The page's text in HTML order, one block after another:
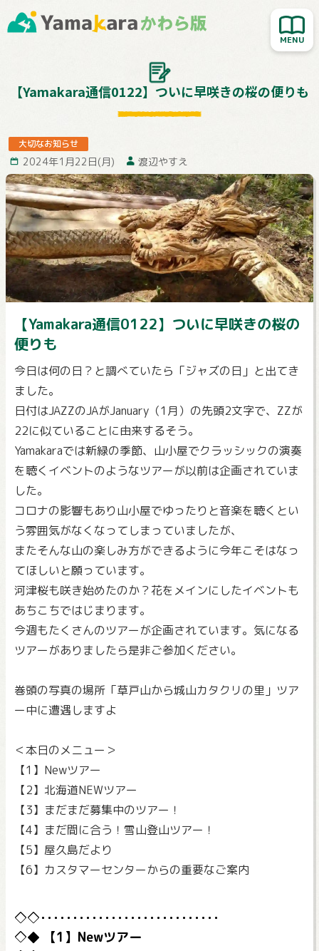
新着記事を読む
Yamakara登山教室
行ってきました！
お客様レポート
Yamakaraサイト
お問い合わせ
【Yamakara通信0122】ついに早咲きの桜の便りも
大切なお知らせ
2024年1月22日(月) 渡辺やすえ
【Yamakara通信0122】ついに早咲きの桜の
便りも
今日は何の日？と調べていたら「ジャズの日」と出てき
ました。
日付はJAZZのJAがJanuary（1月）の先頭2文字で、ZZが
22に似ていることに由来するそう。
Yamakaraでは新緑の季節、山小屋でクラッシックの演奏
を聴くイベントのようなツアーが以前は企画されていま
した。
コロナの影響もあり山小屋でゆったりと音楽を聴くとい
う雰囲気がなくなってしまっていましたが、
またそんな山の楽しみ方ができるように今年こそはなっ
てほしいと願っています。
河津桜も咲き始めたのか？花をメインにしたイベントも
あちこちではじまります。
今週もたくさんのツアーが企画されています。気になる
ツアーがありましたら是非ご参加ください。
巻頭の写真の場所「草戸山から城山カタクリの里」ツア
ー中に遭遇しますよ
＜本日のメニュー＞
【1】Newツアー
【2】北海道NEWツアー
【3】まだまだ募集中のツアー！
【4】まだ間に合う！雪山登山ツアー！
【5】屋久島だより
【6】カスタマーセンターからの重要なご案内
【1】Newツアー